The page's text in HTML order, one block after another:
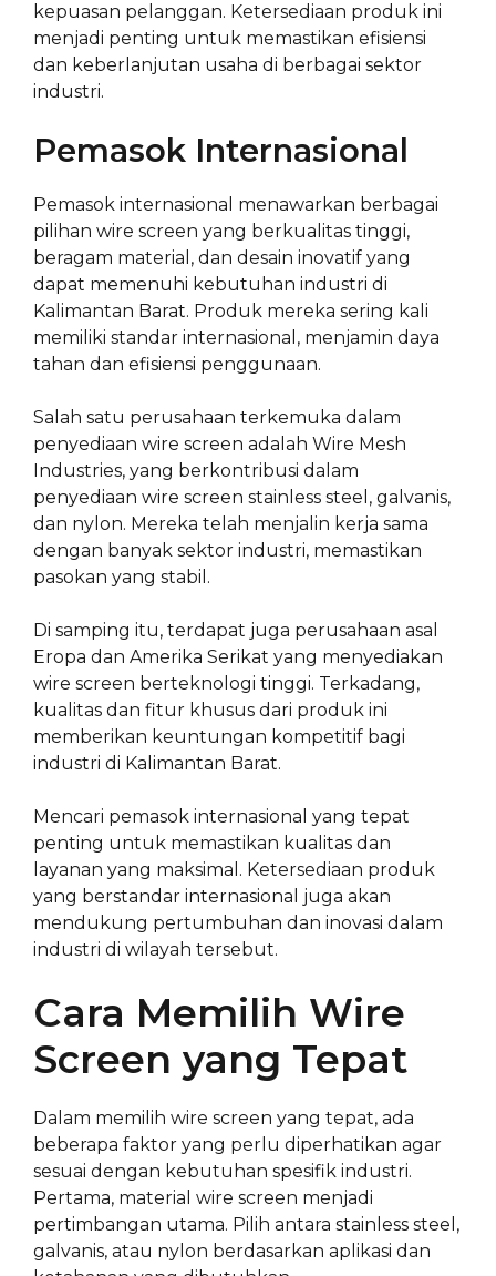
kepuasan pelanggan. Ketersediaan produk ini
menjadi penting untuk memastikan efisiensi
dan keberlanjutan usaha di berbagai sektor
industri.
Pemasok Internasional
Pemasok internasional menawarkan berbagai
pilihan wire screen yang berkualitas tinggi,
beragam material, dan desain inovatif yang
dapat memenuhi kebutuhan industri di
Kalimantan Barat. Produk mereka sering kali
memiliki standar internasional, menjamin daya
tahan dan efisiensi penggunaan.
Salah satu perusahaan terkemuka dalam
penyediaan wire screen adalah Wire Mesh
Industries, yang berkontribusi dalam
penyediaan wire screen stainless steel, galvanis,
dan nylon. Mereka telah menjalin kerja sama
dengan banyak sektor industri, memastikan
pasokan yang stabil.
Di samping itu, terdapat juga perusahaan asal
Eropa dan Amerika Serikat yang menyediakan
wire screen berteknologi tinggi. Terkadang,
kualitas dan fitur khusus dari produk ini
memberikan keuntungan kompetitif bagi
industri di Kalimantan Barat.
Mencari pemasok internasional yang tepat
penting untuk memastikan kualitas dan
layanan yang maksimal. Ketersediaan produk
yang berstandar internasional juga akan
mendukung pertumbuhan dan inovasi dalam
industri di wilayah tersebut.
Cara Memilih Wire
Screen yang Tepat
Dalam memilih wire screen yang tepat, ada
beberapa faktor yang perlu diperhatikan agar
sesuai dengan kebutuhan spesifik industri.
Pertama, material wire screen menjadi
pertimbangan utama. Pilih antara stainless steel,
galvanis, atau nylon berdasarkan aplikasi dan